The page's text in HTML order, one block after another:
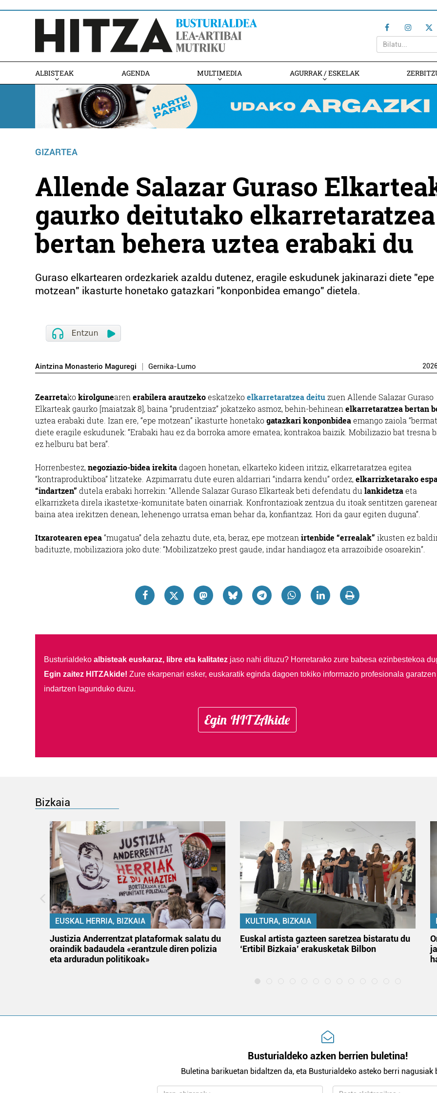
ALBISTEAK AGENDA MULTIMEDIA AGURRAK / ESKELAK
GIZARTEA
Allende Salazar Guraso
gaurko deitutako elkarretaratzea
bertan behera uztea erabaki du
Guraso elkartearen ordezkariek azaldu dutenez, eragile eskudunek jakinarazi diete "epe
motzean" ikasturte honetako gatazkari "konponbidea emango" dietela.
Aintzina Monasterio Maguregi Gernika-Lumo
Zearretakokirolgunearen erabilera arautzekoeskatzekoelkarretaratzea deitu zuen Allende Salazar Guraso
Elkarteak gaurko [maiatzak 8], baina “prudentziaz” jokatzeko asmoz, behin-behinean elkarretaratzea bertan
uztea erabaki dute. Izan ere, “epe motzean” ikasturte honetakogatazkari konponbideaemango zaiola
diete eragile eskudunek: “Erabaki hau ez da borroka amore ematea; kontrakoa baizik. Mobilizazio bat tresna
ez helburu bat bera”.
Horrenbestez,negoziazio-bidea irekitadagoen honetan, elkarteko kideen iritziz, elkarretaratzea egitea
“kontraproduktiboa” litzateke. Azpimarratu dute euren aldarriari “indarra kendu” ordez,elkarrizketarako
“indartzen” dutela erabaki horrekin: “Allende Salazar Guraso Elkarteak beti defendatu du lankidetzaeta
elkarrizketa direla ikastetxe-komunitate baten oinarriak. Konfrontazioak zentzua du itoak sentitzen
baina atea irekitzen denean, lehenengo urratsa eman behar da, konfiantzaz. Hori da gaur egiten duguna”.
Itxarotearen epea“mugatua” dela zehaztu dute, eta, beraz, epe motzean irtenbide “errealak” ikusten ez
badituzte, mobilizaziora joko dute: “Mobilizatzeko prest gaude, indar handiagoz eta arrazoibide osoarekin”.
Busturialdeko albisteak euskaraz, libre eta kalitatezjaso nahi dituzu? Horretarako zure babesa ezinbestekoa
Egin zaitez HITZAkide! Zure ekarpenari esker, euskaratik eginda dagoen tokiko informazio profesionala garatzen
indartzen lagunduko duzu.
Egin HITZAkide
Bizkaia
EUSKAL HERRIA, BIZKAIA
Justizia Anderrentzat plataformak salatu du
oraindik badaudela «erantzule diren polizia
eta arduradun politikoak»
KULTURA, BIZKAIA
Euskal artista gazteen saretzea bistaratu du
‘Ertibil Bizkaia’ erakusketak Bilbon
Busturialdeko azken berrien buletina!
Buletina barikuetan bidaltzen da, eta Busturialdeko asteko berri nagusiak